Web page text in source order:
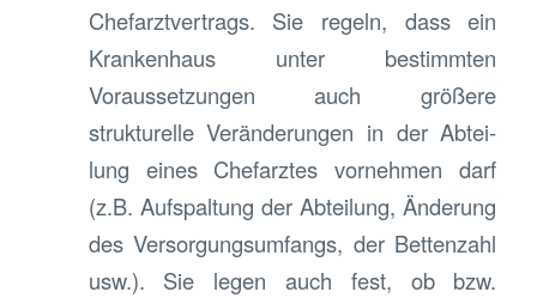
Chefarztvertrags. Sie regeln, dass ein
Krankenhaus unter bestimmten
Voraussetzungen auch größere
strukturelle Veränderungen in der Ab­tei­
lung eines Chef­arz­tes vornehmen darf
(z.B. Aufspaltung der Abteilung, Änderung
des Versorgungsumfangs, der Bettenzahl
usw.). Sie legen auch fest, ob bzw.